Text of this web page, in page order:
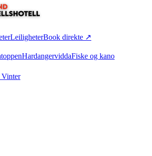
LeiligheterBook direkte ↗
HardangerviddaFiske og kano